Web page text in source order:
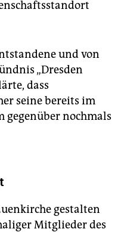
und von
„Dresden
dass
seine bereits im
gegenüber nochmals
gestalten
Mitglieder des